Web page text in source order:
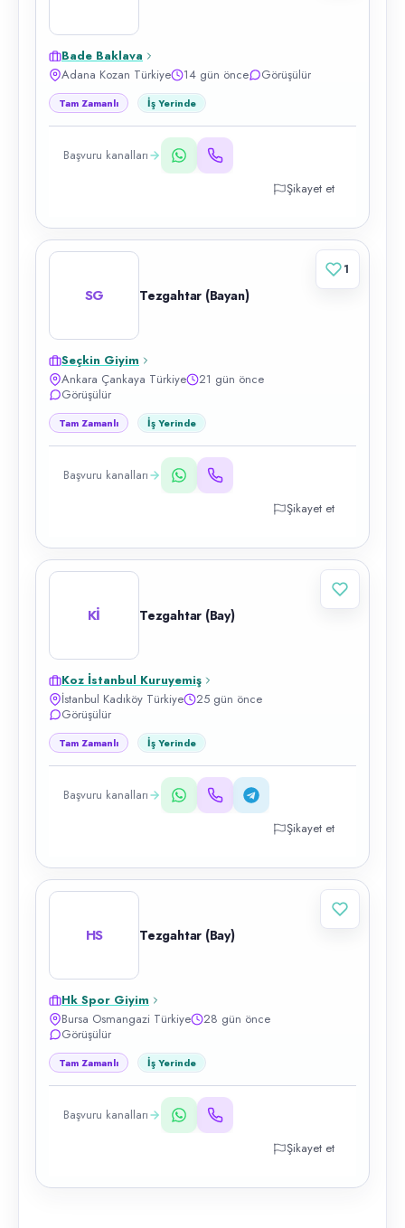
Bade Baklava
Adana Kozan Türkiye
14 gün önce Görüşülür
Tam Zamanlı İş Yerinde
Başvuru kanalları
Şikayet et
SG Tezgahtar (Bayan)
Seçkin Giyim
Ankara Çankaya Türkiye
21 gün önce
Görüşülür
Tam Zamanlı İş Yerinde
Başvuru kanalları
Şikayet et
1
Kİ Tezgahtar (Bay)
Koz İstanbul Kuruyemiş
İstanbul Kadıköy Türkiye
25 gün önce
Görüşülür
Tam Zamanlı İş Yerinde
Başvuru kanalları
Şikayet et
HS Tezgahtar (Bay)
Hk Spor Giyim
Bursa Osmangazi Türkiye
28 gün önce
Görüşülür
Tam Zamanlı İş Yerinde
Başvuru kanalları
Şikayet et